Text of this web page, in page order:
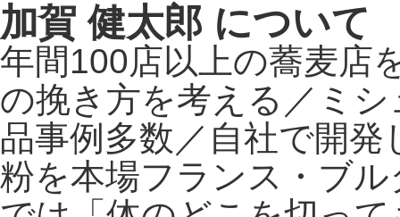
加賀 健太郎 について
年間100店以上の蕎麦店
の挽き方を考える／ミ
品事例多数／自社で開
粉を本場フランス・ブ